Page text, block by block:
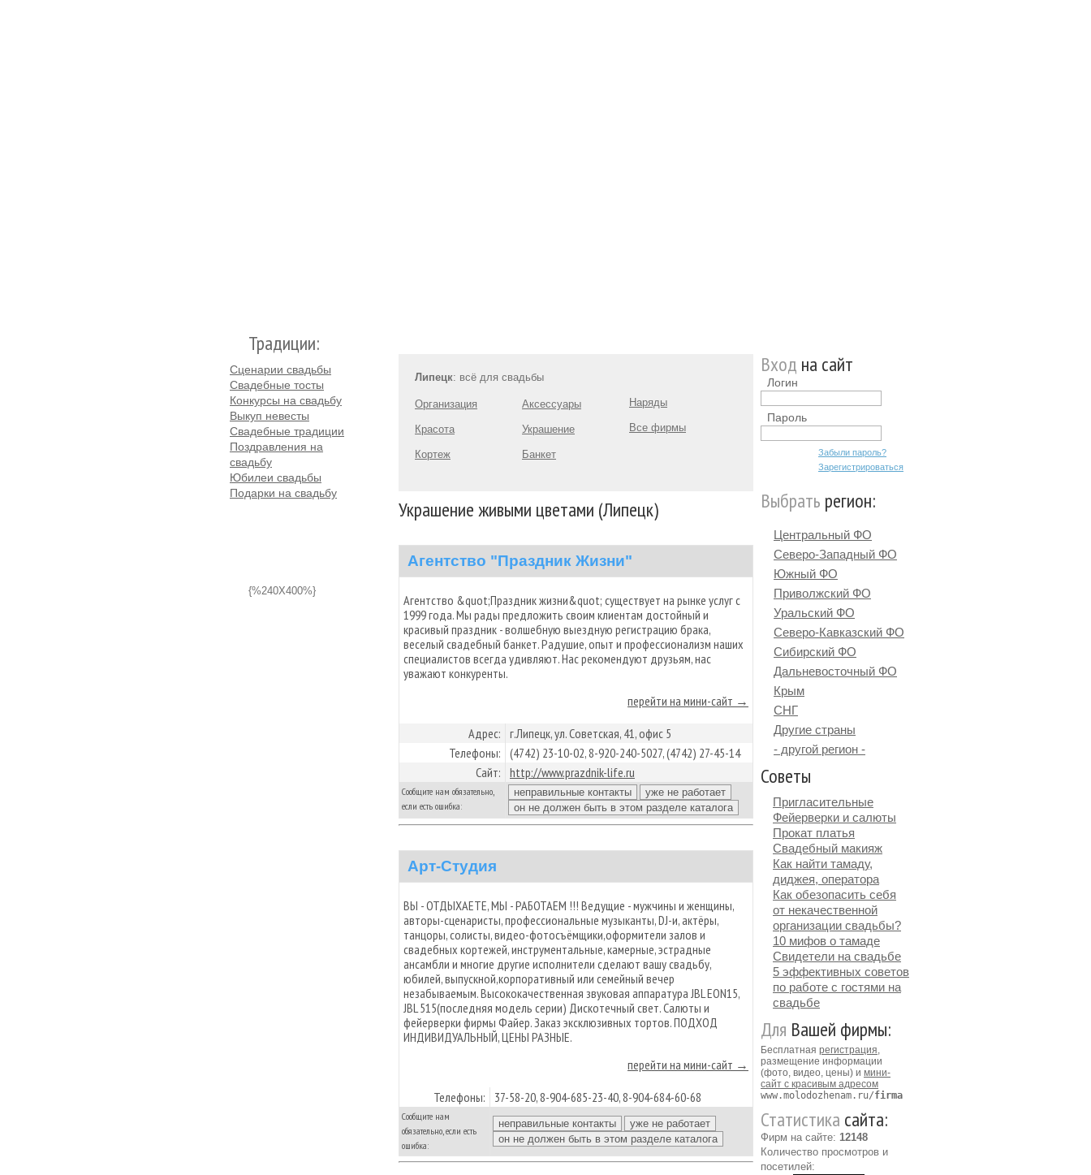
Традиции:
Сценарии свадьбы
Свадебные тосты
Конкурсы на свадьбу
Выкуп невесты
Свадебные традиции
Поздравления на
свадьбу
Юбилеи свадьбы
Подарки на свадьбу
{%240X400%}
Липецк: всё для свадьбы
Организация
Красота
Кортеж
Аксессуары
Украшение
Банкет
Наряды
Все фирмы
Украшение живыми цветами (Липецк)
Агентство "Праздник Жизни"
Агентство &quot;Праздник жизни&quot; существует на рынке услуг с
1999 года. Мы рады предложить своим клиентам достойный и
красивый праздник - волшебную выездную регистрацию брака,
веселый свадебный банкет. Радушие, опыт и профессионализм наших
специалистов всегда удивляют. Нас рекомендуют друзьям, нас
уважают конкуренты.
перейти на мини-сайт →
Адрес: г.Липецк, ул. Советская, 41, офис 5
Телефоны: (4742) 23-10-02, 8-920-240-5027, (4742) 27-45-14
Сайт: http://www.prazdnik-life.ru
Сообщите нам обязательно,
если есть ошибка:
Арт-Студия
ВЫ - ОТДЫХАЕТЕ, МЫ - РАБОТАЕМ !!! Ведущие - мужчины и женщины,
авторы-сценаристы, профессиональные музыканты, DJ-и, актёры,
танцоры, солисты, видео-фотосъёмщики,оформители залов и
свадебных кортежей, инструментальные, камерные, эстрадные
ансамбли и многие другие исполнители сделают вашу свадьбу,
юбилей, выпускной,корпоративный или семейный вечер
незабываемым. Высококачественная звуковая аппаратура JBL EON15,
JBL 515(последняя модель серии) Дискотечный свет. Салюты и
фейерверки фирмы Файер. Заказ эксклюзивных тортов. ПОДХОД
ИНДИВИДУАЛЬНЫЙ, ЦЕНЫ РАЗНЫЕ.
перейти на мини-сайт →
Телефоны:
37-58-20, 8-904-685-23-40, 8-904-684-60-68
Сообщите нам
обязательно, если есть
ошибка:
Вход на сайт
Логин
Пароль
Забыли пароль?
Зарегистрироваться
Выбрать регион:
Центральный ФО
Северо-Западный ФО
Южный ФО
Приволжский ФО
Уральский ФО
Северо-Кавказский ФО
Сибирский ФО
Дальневосточный ФО
Крым
СНГ
Другие страны
- другой регион -
Советы
Пригласительные
Фейерверки и салюты
Прокат платья
Свадебный макияж
Как найти тамаду,
диджея, оператора
Как обезопасить себя
от некачественной
организации свадьбы?
10 мифов о тамаде
Свидетели на свадьбе
5 эффективных советов
по работе с гостями на
свадьбе
Для Вашей фирмы:
Бесплатная регистрация,
размещение информации
(фото, видео, цены) и мини-
сайт с красивым адресом
www.molodozhenam.ru/firma
Статистика сайта:
Фирм на сайте: 12148
Количество просмотров и
посетилей: